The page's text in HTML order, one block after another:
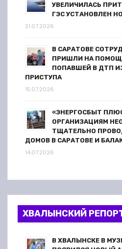
УВЕЛИЧИЛАСЬ
ГЭС УСТАНОВЛЕН
21.07.2026
В САРАТОВЕ
ПРИШЛИ НА
ПОПАВШЕЙ В ДТП
ПРИСТУПА
15.07.2026
«ЭНЕРГОСБЫТ
ОРГАНИЗАЦИЯМ
ТЩАТЕЛЬНО
ДОМОВ В САРАТОВЕ И
14.07.2026
ХВАЛЫНСКИЙ
В ХВАЛЫНСКЕ В